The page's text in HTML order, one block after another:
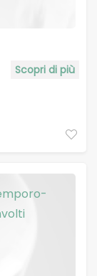
Scopri di più